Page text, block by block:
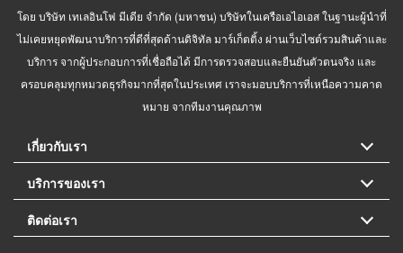
โดย บริษัท เทเลอินโฟ มีเดีย จำกัด (มหาชน) บริษัทในเครือเอไอเอส ในฐานะผู้นำที่
ไม่เคยหยุดพัฒนาบริการที่ดีที่สุดด้านดิจิทัล มาร์เก็ตติ้ง ผ่านเว็บไซต์รวมสินค้าและ
บริการ จากผู้ประกอบการที่เชื่อถือได้ มีการตรวจสอบและยืนยันตัวตนจริง และ
ครอบคลุมทุกหมวดธุรกิจมากที่สุดในประเทศ เราจะมอบบริการที่เหนือความคาด
หมาย จากทีมงานคุณภาพ
เกี่ยวกับเรา
บริการของเรา
ติดต่อเรา